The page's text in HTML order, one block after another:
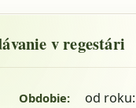
Obdobie: od roku: